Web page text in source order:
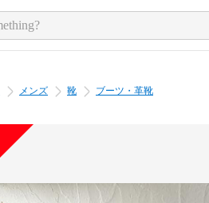
メンズ 靴 ブーツ・革靴